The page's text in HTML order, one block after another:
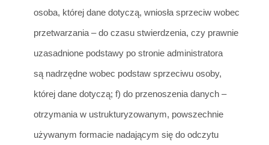
osoba, której dane dotyczą, wniosła sprzeciw wobec
przetwarzania – doczasu stwierdzenia, czy prawnie
uzasadnione podstawy po stronie administratora
są nadrzędne wobec podstaw sprzeciwu osoby,
której dane dotyczą; f) do przenoszenia danych –
otrzymania w ustrukturyzowanym, powszechnie
używanym formacie nadającym się do odczytu